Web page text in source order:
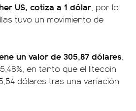
US, cotiza a 1 dólar, por lo
tuvo un movimiento de
un valor de 305,87 dólares,
en tanto que el litecoin
dólares tras una variación